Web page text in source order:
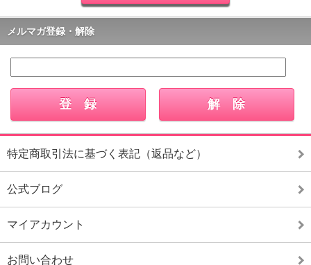
メルマガ登録・解除
特定商取引法に基づく表記（返品など）
公式ブログ
マイアカウント
お問い合わせ